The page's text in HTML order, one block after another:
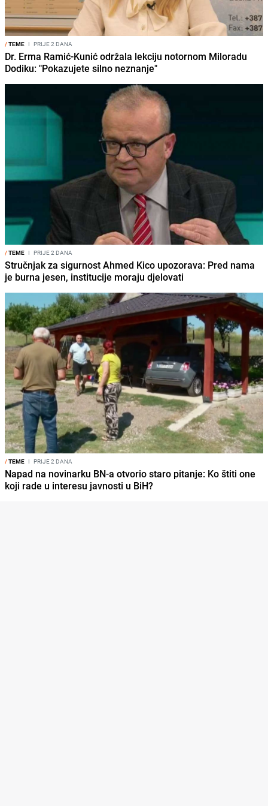
/TEME I PRIJE 2 DANA
Dr. Erma Ramić-Kunić održala lekciju notornom Miloradu
Dodiku: "Pokazujete silno neznanje"
/TEME I PRIJE 2 DANA
Stručnjak za sigurnost Ahmed Kico upozorava: Pred nama
je burna jesen, institucije moraju djelovati
/TEME I PRIJE 2 DANA
Napad na novinarku BN-a otvorio staro pitanje: Ko štiti one
koji rade u interesu javnosti u BiH?